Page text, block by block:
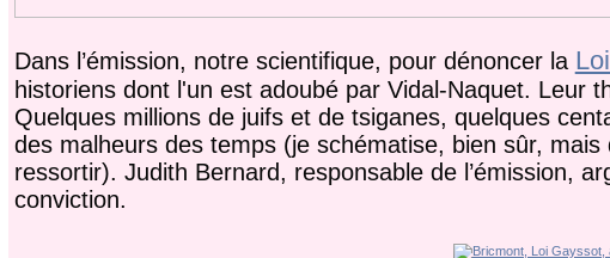
Dans l’émission, notre scientifique, pour dénoncer la
historiens dont l'un est adoubé par Vidal-Naquet. Leur
Quelques millions de juifs et de tsiganes, quelques
des malheurs des temps (je schématise, bien sûr,
ressortir). Judith Bernard, responsable de l’émission,
conviction.